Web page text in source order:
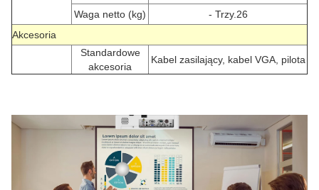
Waga netto (kg)
- Trzy.26
Akcesoria
Standardowe
akcesoria
Kabel zasilający, kabel VGA, pilota